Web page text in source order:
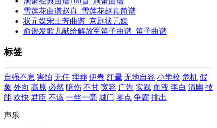
雪莲花曲谱赵真_雪莲花赵真简谱
状元媒宋土芳曲谱_京剧状元媒
俞逊发歌儿献给解放军笛子曲谱_笛子曲谱
标签
自强不息 害怕 无任 埋葬 伊春 红晕 无地自容 小学校 危机 假
象 外向 高原 必然 暗伤 不甘 宽容 广告 实践 血液 李白 清幽 技
能 欢快 君臣 不该 一丝一毫 城门 零点 争霸 排出
声乐